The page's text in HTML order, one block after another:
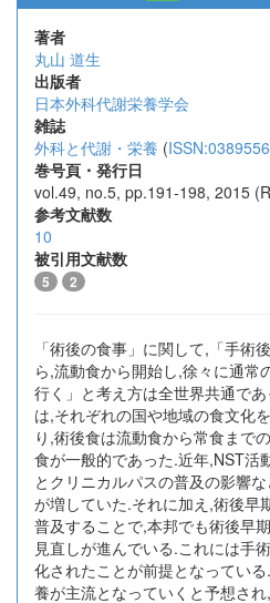
著者
丸山 道生
出版者
日本外科代謝栄養学会
雑誌
外科と代謝・栄養 (
巻号頁・発行日
vol.49, no.5, pp.191-198, 2015
参考文献数
10
被引用文献数
5 2
「術後の食事」に関して,「手術
ら,流動食から開始し,徐々に通常
行く」と考え方は全世界共通で
は,それぞれの国や地域の食文化
り,術後食は流動食から常食まで
食が一般的であった.近年,NST活
とクリニカルパスの普及の影響
が増していた.それに加え,術後早
普及することで,本邦でも術後早
見直しが進んでいる.これには手
化されたことが前提となってい
養が主流となっていくと予想さ